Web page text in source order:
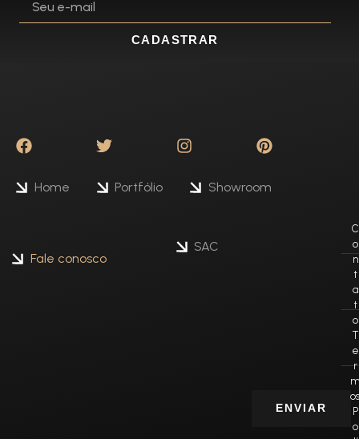
CADASTRAR
Home Portfólio Showroom
Fale conosco
SAC
ENVIAR
C
o
n
t
a
t
o
T
e
r
P
o